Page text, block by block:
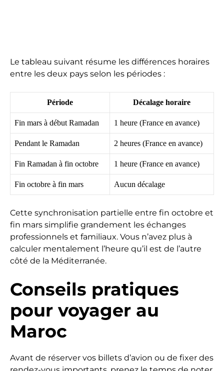
Le tableau suivant résume les différences horaires
entre les deux pays selon les périodes :
Période Décalage horaire
Fin mars à début Ramadan 1 heure (France en avance)
Pendant le Ramadan 2 heures (France en avance)
Fin Ramadan à fin octobre 1 heure (France en avance)
Fin octobre à fin mars Aucun décalage
Cette synchronisation partielle entre fin octobre et
fin mars simplifie grandement les échanges
professionnels et familiaux. Vous n’avez plus à
calculer mentalement l’heure qu’il est de l’autre
côté de la Méditerranée.
Conseils pratiques
pour voyager au
Maroc
Avant de réserver vos billets d’avion ou de fixer des